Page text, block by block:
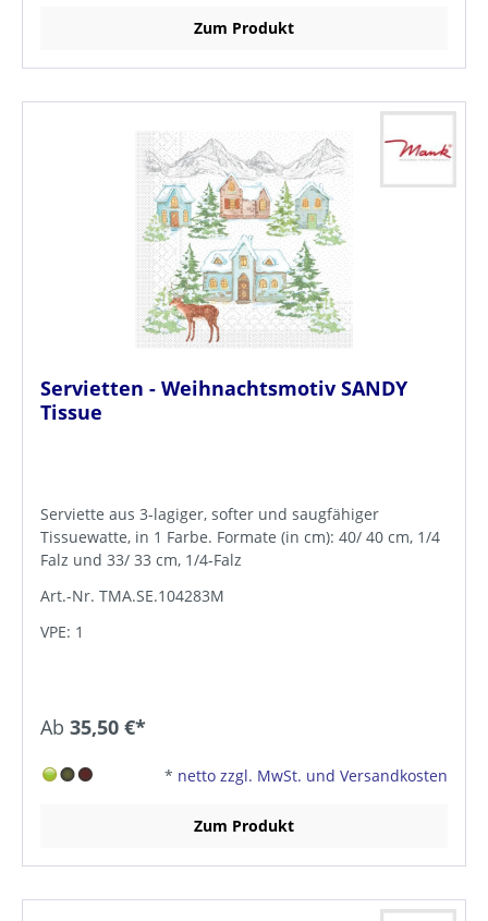
Zum Produkt
Servietten - Weihnachtsmotiv SANDY
Tissue
Serviette aus 3-lagiger, softer und saugfähiger
Tissuewatte, in 1 Farbe. Formate (in cm): 40/ 40 cm, 1/4
Falz und 33/ 33 cm, 1/4-Falz
Art.-Nr. TMA.SE.104283M
VPE: 1
Ab 35,50 €*
* netto zzgl. MwSt. und Versandkosten
Zum Produkt